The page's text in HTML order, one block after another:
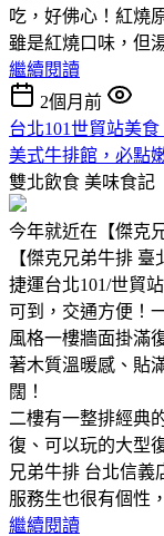
吃，好佛心！紅燒
雖是紅燒口味，但
繼續閱讀
2個月前
台北101世貿站美
美式牛排館，必點
雙北飲食 美味食記
今年就近在【傑克
【傑克兄弟牛排
捷運台北101/世貿
可到，交通方便！
風格一樓牆面掛滿
著木質溫暖感、貼
闊！
二樓有一整排經典
復、可以玩的大型
兄弟牛排 台北信義
服務生也很有個性
繼續閱讀